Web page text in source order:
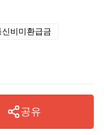
신비미환급금
공유